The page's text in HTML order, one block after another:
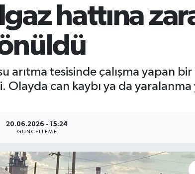
hattına
arıtma tesisinde çalışma yapan bir
can kaybı ya da
20.06.2026 - 15:24
GÜNCELLEME